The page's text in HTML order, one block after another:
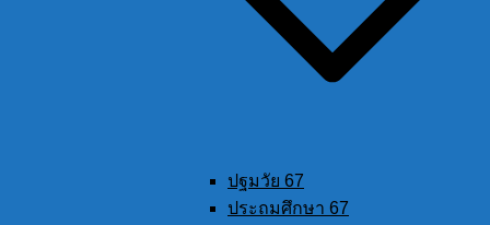
ปฐมวัย 67
ประถมศึกษา 67